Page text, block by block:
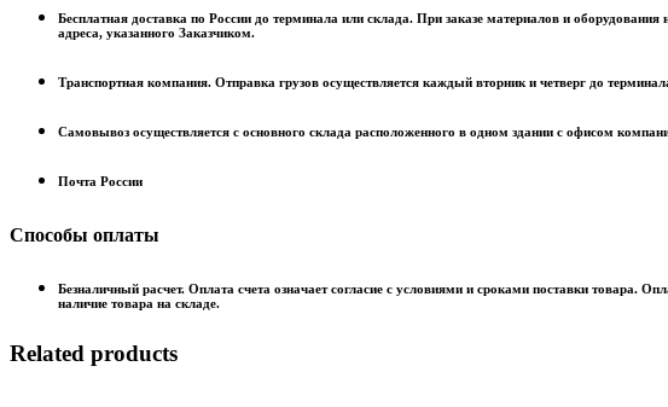
Бесплатная доставка по России до терминала или склада. При заказе материалов и
адреса, указанного Заказчиком.
Транспортная компания. Отправка грузов осуществляется каждый вторник и четверг до
Самовывоз осуществляется с основного склада расположенного в одном здании с офисом
Почта России
Способы оплаты
Безналичный расчет. Оплата счета означает согласие с условиями и сроками поставки товара.
наличие товара на складе.
Related products